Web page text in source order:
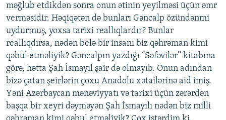
məğlub etdikdən sonra onun ətinin yeyilməsi üçün əmr
verməsidir. Həqiqətən də bunları Gəncalp özündənmi
uydurmuş, yoxsa tarixi reallıqlardır? Bunlar
reallıqdırsa, nədən belə bir insanı biz qəhrəman kimi
qəbul etməliyik? Gəncalpın yazdığı “Səfəvilər” kitabına
görə, hətta Şah İsmayıl şair də olmayıb. Onun adından
bizə çatan şeirlərin çoxu Anadolu xətailərinə aid imiş.
Yəni Azərbaycan mənəviyyatı və tarixi üçün zərərdən
başqa bir xeyri dəyməyən Şah İsmayılı nədən biz milli